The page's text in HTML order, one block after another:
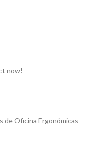
now!
de Oficina Ergonómicas